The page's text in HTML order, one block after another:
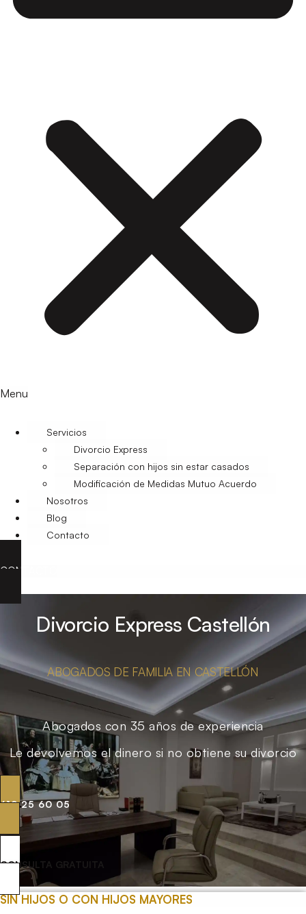
Menu
Servicios
Divorcio Express
Separación con hijos sin estar casados
Modificación de Medidas Mutuo Acuerdo
Nosotros
Blog
Contacto
CONTACTO
Divorcio Express Castellón
ABOGADOS DE FAMILIA EN CASTELLÓN
Abogados con 35 años de experiencia
Le devolvemos el dinero si no obtiene su divorcio
619 25 60 05
CONSULTA GRATUITA
SIN HIJOS O CON HIJOS MAYORES